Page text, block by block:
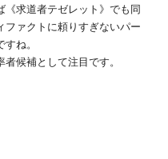
求道者テゼレット》でも同
ファクトに頼りすぎないパー
ね。
候補として注目です。